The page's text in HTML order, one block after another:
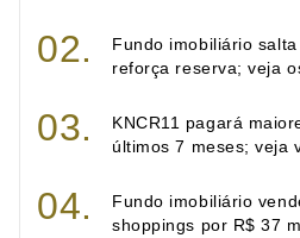
Fundo imobiliário
reforça reserva; veja
KNCR11 pagará
últimos 7 meses; veja
Fundo imobiliário
shoppings por R$ 37